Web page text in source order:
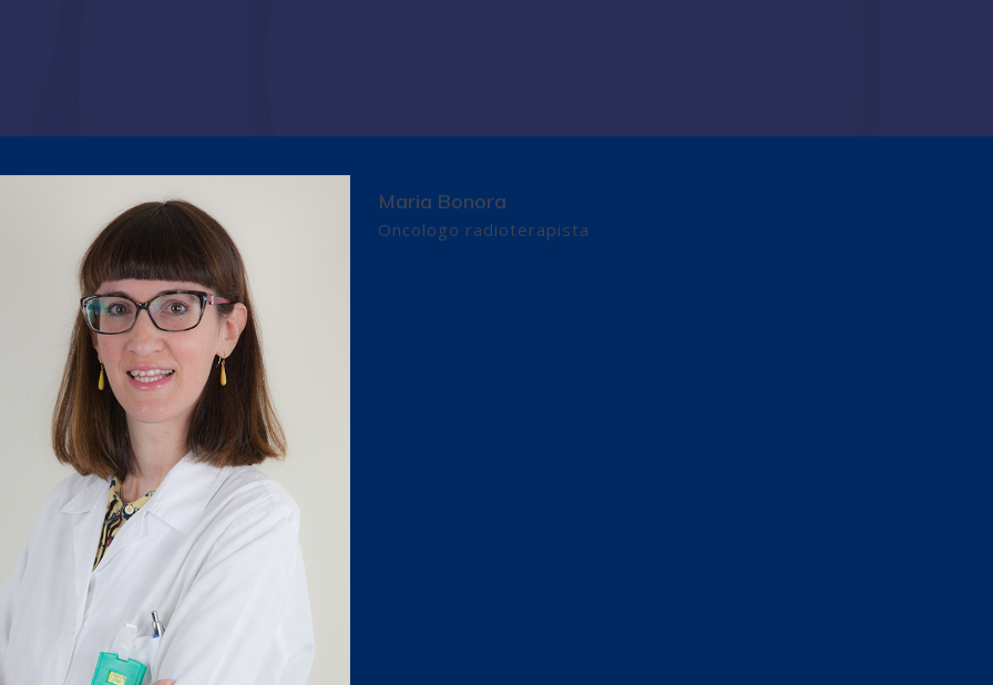
Maria Bonora
Oncologo radioterapista